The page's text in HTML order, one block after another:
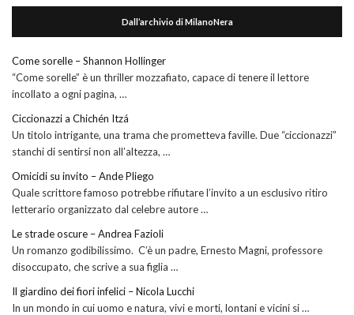
Dall’archivio di MilanoNera
Come sorelle – Shannon Hollinger
“Come sorelle” è un thriller mozzafiato, capace di tenere il lettore
incollato a ogni pagina, …
Ciccionazzi a Chichén Itzá
Un titolo intrigante, una trama che prometteva faville. Due “ciccionazzi”
stanchi di sentirsi non all’altezza, …
Omicidi su invito – Ande Pliego
Quale scrittore famoso potrebbe rifiutare l’invito a un esclusivo ritiro
letterario organizzato dal celebre autore …
Le strade oscure – Andrea Fazioli
Un romanzo godibilissimo. C’è un padre, Ernesto Magni, professore
disoccupato, che scrive a sua figlia …
Il giardino dei fiori infelici – Nicola Lucchi
In un mondo in cui uomo e natura, vivi e morti, lontani e vicini si …